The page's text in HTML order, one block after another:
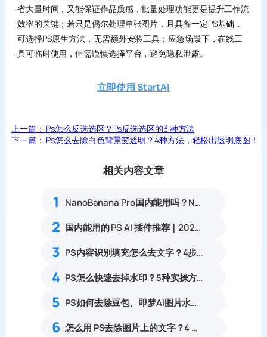
省大量时间，又能保证作品质感，批量处理功能更是提升工作流
效率的关键；若只是偶尔处理单张图片，且具备一定PS基础，
可选择PS原生方法，无需额外安装工具；应急场景下，在线工
具可临时使用，但需谨慎选择平台，避免隐私泄露。
立即使用 StartAI
上一篇： Ps怎么反选选区？Ps反选选区的3 种方法
下一篇： Ps怎么去除白色背景变透明？4种方法，轻松出透明底图！
相关内容文章
1 NanoBanana Pro国内能用吗？Nano banana使用教程
2 国内能用的 PS AI 插件推荐｜2026 4款AI插件最新实测
3 PS内容识别填充怎么去文字？4步快速清除水印
4 PS怎么快速去掉水印？5种实操方法一键无痕清除各类图片水印
5 PS如何去除豆包、即梦AI图片水印？从手动到无痕全攻略
6 怎么用 PS去除图片上的文字？4 种实用无痕去文字方法